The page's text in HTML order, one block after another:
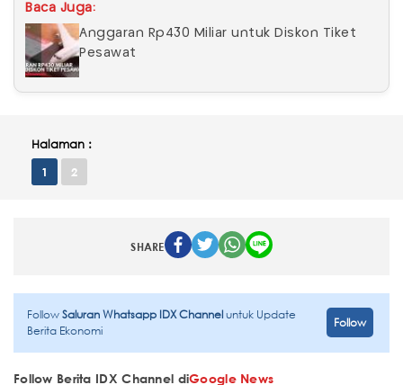
Baca Juga:
Anggaran Rp430 Miliar untuk Diskon Tiket
Pesawat
Halaman :
1 2
SHARE
FollowSaluran Whatsapp IDX Channeluntuk Update
Berita Ekonomi
Follow
Follow Berita IDX Channel diGoogle News